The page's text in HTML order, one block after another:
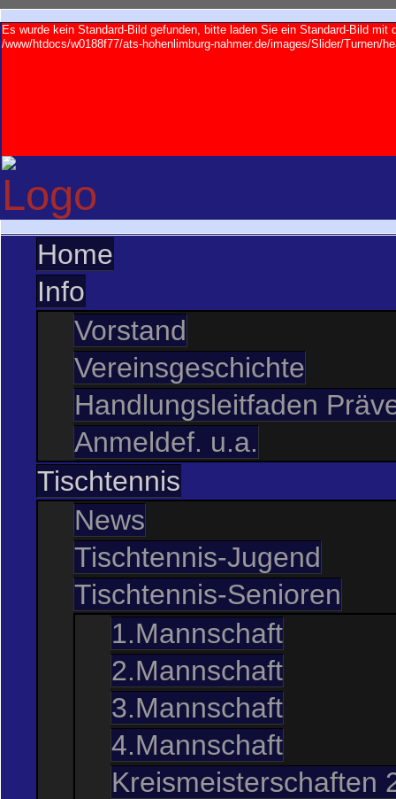
Es wurde kein Standard-Bild gefunden, bitte laden Sie ein Standard-Bild mit
/www/htdocs/w0188f77/ats-hohenlimburg-nahmer.de/images/Slider/Turnen/
Home
Info
Vorstand
Vereinsgeschichte
Handlungsleitfaden
Anmeldef. u.a.
Tischtennis
News
Tischtennis-Jugend
Tischtennis-Senioren
1.Mannschaft
2.Mannschaft
3.Mannschaft
4.Mannschaft
Kreismeisterschaften